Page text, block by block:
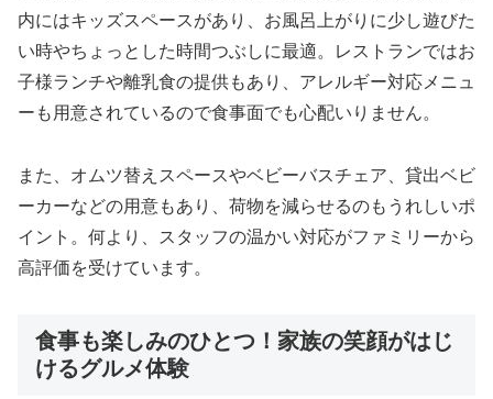
内にはキッズスペースがあり、お風呂上がりに少し遊びた
い時やちょっとした時間つぶしに最適。レストランではお
子様ランチや離乳食の提供もあり、アレルギー対応メニュ
ーも用意されているので食事面でも心配いりません。
また、オムツ替えスペースやベビーバスチェア、貸出ベビ
ーカーなどの用意もあり、荷物を減らせるのもうれしいポ
イント。何より、スタッフの温かい対応がファミリーから
高評価を受けています。
食事も楽しみのひとつ！家族の笑顔がはじ
けるグルメ体験